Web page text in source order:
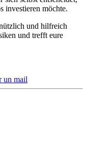
investieren möchte.
und hilfreich
und trefft eure
un mail